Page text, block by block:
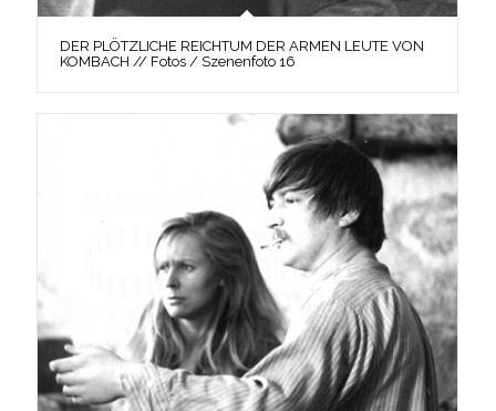
DER PLÖTZLICHE REICHTUM DER ARMEN LEUTE VON
KOMBACH // Fotos / Szenenfoto 16